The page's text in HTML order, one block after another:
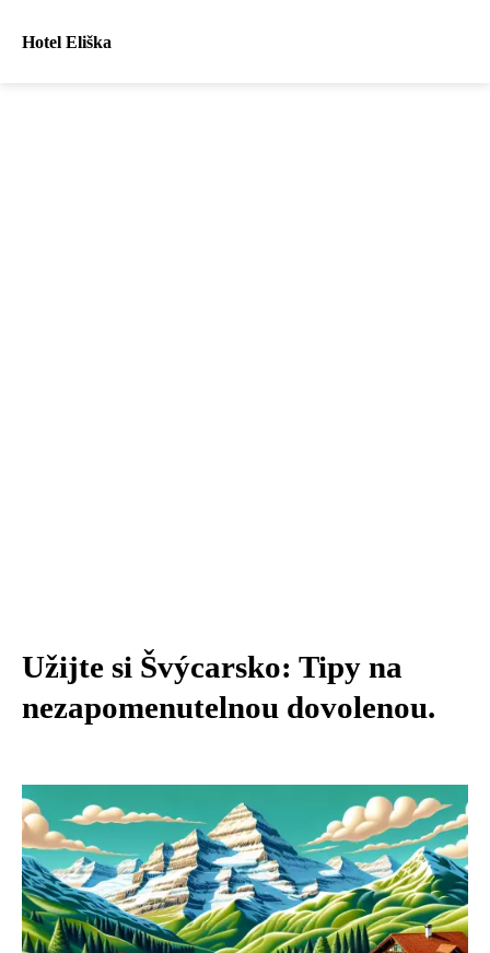
Hotel Eliška
Užijte si Švýcarsko: Tipy na
nezapomenutelnou dovolenou.